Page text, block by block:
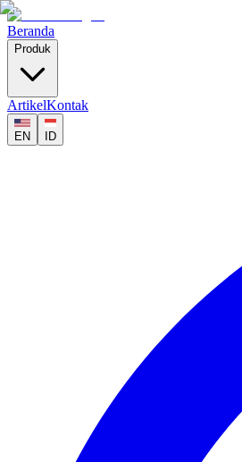
Beranda
Produk
ArtikelKontak
EN ID